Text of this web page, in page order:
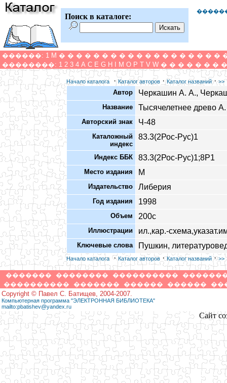
Поиск в каталоге:
������: 1 M � � � � � � � � � � � � � � � � � � �
��������: 1 2 3 4 A C E G H M O P T V W � � � � � � � �
Начало каталога ·Каталог авторов ·Каталог названий·>>
Автор Черкашин А. А.,
Название Тысячелетнее древо
Авторский знак Ч-48
Каталожный
индекс
83.3(2Рос-Рус)1
Индекс ББК 83.3(2Рос-Рус)1;8Р1
Место издания М
Издательство Либерия
Год издания 1998
Объем 200с
Иллюстрации ил.,кар.-
Ключевые слова Пушкин,
Начало каталога·Каталог авторов ·Каталог названий·>>
������� �������� ����������
���������� ������� ������ ������
Copyright © Павел С. Батищев, 2004-2007.
Компьютерная программа "ЭЛЕКТРОННАЯ БИБЛИОТЕКА"
mailto:pbatishev@yandex.ru
Сайт